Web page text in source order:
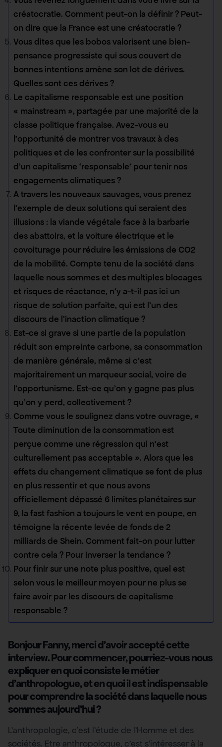
créatocratie. Comment peut-on la définir ? Peut-
on dire que la France est une créatocratie ?
Vous dites que les bobos valorisent une bien-
pensance progressiste qui sous couvert de
bonnes intentions amène son lot de dérives.
Quelles sont ces dérives ?
Le capitalisme responsable est une position
« mainstream », partagée par une majorité de la
classe politique française. Avez-vous eu
l’opportunité de montrer vos travaux à des
politiques et de les confronter sur la possibilité
d’un capitalisme ‘responsable’ pour tenir nos
engagements climatiques ?
A travers les nouveaux sauvages, vous prenez
l’exemple de deux solutions qui seraient des
illusions : la viande végétale face à la barbarie
des abattoirs, et la voiture électrique et le
covoiturage pour réduire les émissions de CO2
de la mobilité. Compte tenu de la société dans
laquelle nous sommes et des multiples blocages
et risques de réactance, n’y a-t-il pas ici un
risque de solution parfaite, qui est l’un des
discours de l’inaction climatique ?
Est-ce si grave si une partie de la population
réduit son empreinte carbone, sa consommation
de manière générale, même si c’est
majoritairement un marqueur social, voire de
l’opportunisme. Est-ce qu’on y gagne pas plus
qu’on y perd, collectivement ?
Comme vous le soulignez dans votre ouvrage, «
Toute diminution de la consommation est
perçue comme une régression qui n’est
culturellement pas acceptable ». Alors que les
effets du changement climatique se font de plus
en plus ressentir et que nous avons
officiellement dépassé 6 limites planétaires sur
9, la fast fashion a toujours le vent en poupe, en
témoigne la récente levée de fonds de 2
milliards de Shein. Comment fait-on pour lutter
contre cela ? Pour inverser la tendance ?
Pour finir sur une note plus positive, quel est
selon vous le meilleur moyen pour ne plus se
faire avoir par les discours de capitalisme
responsable ?
Bonjour Fanny, merci d’avoir accepté cette
interview. Pour commencer, pourriez-vous nous
expliquer en quoi consiste le métier
d’anthropologue, et en quoi il est indispensable
pour comprendre la société dans laquelle nous
sommes aujourd’hui?
L’anthropologie, c’est l’étude de l’Homme et des
sociétés. Etre anthropologue, c’est s’intéresser à la